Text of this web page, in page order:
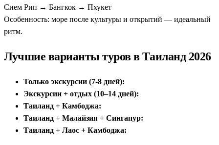
Сием Рип → Бангкок → Пхукет
Особенность: море после культуры и открытий — идеальный
ритм.
Лучшие варианты туров в Таиланд 2026
Только экскурсии (7-8 дней):
Экскурсии + отдых (10–14 дней):
Таиланд + Камбоджа:
Таиланд + Малайзия + Сингапур:
Таиланд + Лаос + Камбоджа: